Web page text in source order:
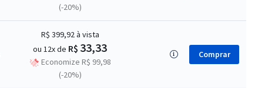
(-20%)
R$ 399,92à vista
ou 12x de R$ 33,33
Economize R$ 99,98
(-20%)
Comprar